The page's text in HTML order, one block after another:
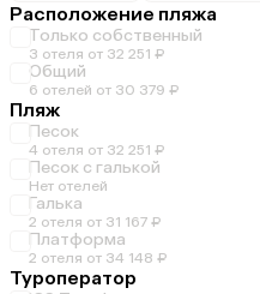
Расположение пляжа
Только собственный
3 отеля от 32 251 ₽
Общий
6 отелей от 30 379 ₽
Пляж
Песок
4 отеля от 32 251 ₽
Песок с галькой
Нет отелей
Галька
2 отеля от 31 167 ₽
Платформа
2 отеля от 34 148 ₽
Туроператор